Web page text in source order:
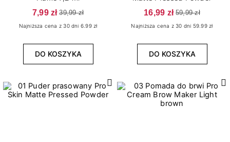
7,99 zł 39,99 zł
Najniższa cena z 30 dni 6.99 zł
DO KOSZYKA
16,99 zł 59,99 zł
Najniższa cena z 30 dni 59.99 zł
DO KOSZYKA